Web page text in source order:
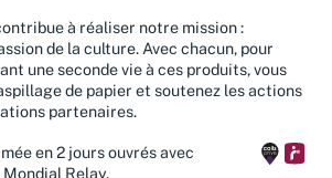
à réaliser notre mission :
de la culture. Avec chacun, pour
une seconde vie à ces produits, vous
de papier et soutenez les actions
partenaires.
en 2 jours ouvrés avec
Relay.